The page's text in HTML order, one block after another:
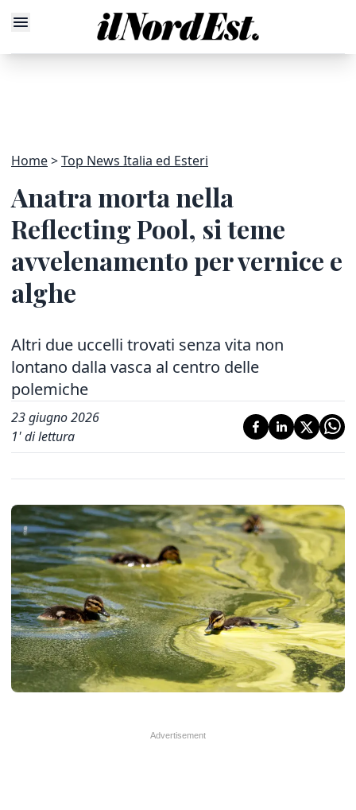
Home Top News Italia ed Esteri
Anatra morta nella
Reflecting Pool, si teme
avvelenamento per vernice e
alghe
Altri due uccelli trovati senza vita non
lontano dalla vasca al centro delle
polemiche
23 giugno 2026
1' di lettura